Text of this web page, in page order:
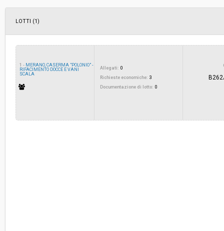
Data pubblicazione:
-
LOTTI (1)
1 - MERANO, CASERMA "POLONIO" -
RIFACIMENTO DOCCE E VANI
SCALA
Allegati: 0
Richieste economiche: 3
Documentazione di lotto: 0